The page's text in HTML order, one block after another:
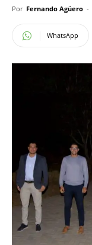
Por Fernando Agüero -
WhatsApp